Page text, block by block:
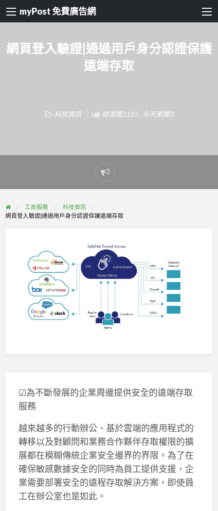
myPost 免費廣告網
網頁登入驗證|通過用戶身分認證保護
遠端存取
科技資訊 總瀏覽1155 , 今天瀏覽0
Report
problem
工商服務
科技資訊
網頁登入驗證|通過用戶身分認證保護遠端存取
☑為不斷發展的企業周邊提供安全的遠端存取
服務
越來越多的行動辦公、基於雲端的應用程式的
轉移以及對顧問和業務合作夥伴存取權限的擴
展都在模糊傳統企業安全邊界的界限。為了在
確保敏感數據安全的同時為員工提供支援，企
業需要部署安全的遠程存取解決方案，即使員
工在辦公室也是如此。